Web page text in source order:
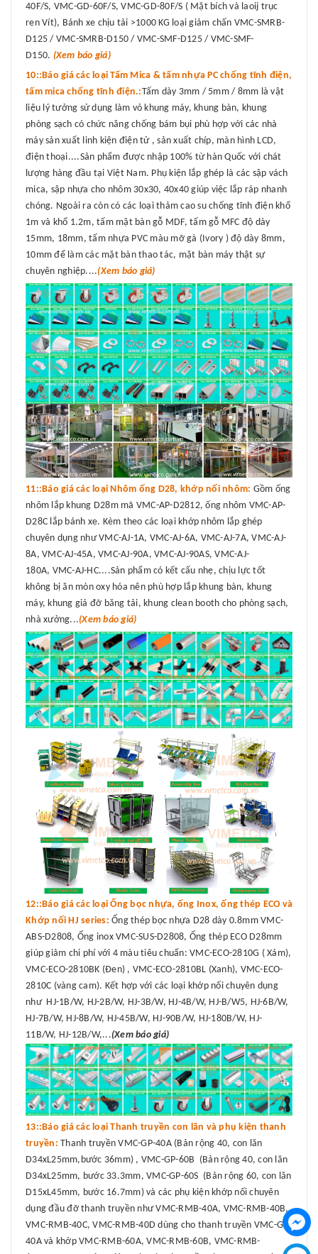
40F/S, VMC-GD-60F/S, VMC-GD-80F/S ( Mặt bích và laoij trục
ren Vít), Bánh xe chịu tải >1000 KG loại giảm chấn VMC-SMRB-
D125 / VMC-SMRB-D150 / VMC-SMF-D125 / VMC-SMF-
D150. (Xem báo giá)
10::Báo giá các loại Tấm Mica & tấm nhựa PC chống tĩnh điện,
tấm mica chống tĩnh điện.:Tấm dày 3mm / 5mm / 8mm là vật
liệu lý tưởng sử dụng làm vỏ khung máy, khung bàn, khung
phòng sạch có chức năng chống bám bụi phù hợp với các nhà
máy sản xuất linh kiện điện tử , sản xuất chíp, màn hình LCD,
điện thoại....Sản phẩm được nhập 100% từ hàn Quốc với chát
lượng hàng đầu tại Việt Nam. Phụ kiện lắp ghép là các sập vách
mica, sập nhựa cho nhôm 30x30, 40x40 giúp việc lắp ráp nhanh
chóng. Ngoài ra còn có các loại thảm cao su chống tĩnh điện khổ
1m và khổ 1.2m, tấm mặt bàn gỗ MDF, tấm gỗ MFC độ dày
15mm, 18mm, tấm nhựa PVC màu mỡ gà (Ivory ) độ dày 8mm,
10mm để làm các mặt bàn thao tác, mặt bàn máy thật sự
chuyên nghiệp....(Xem báo giá)
11::Báo giá các loại Nhôm ống D28, khớp nối nhôm: Gồm ống
nhôm lắp khung D28m mã VMC-AP-D2812, ống nhôm VMC-AP-
D28C lắp bánh xe. Kèm theo các loại khớp nhôm lắp ghép
chuyên dụng như VMC-AJ-1A, VMC-AJ-6A, VMC-AJ-7A, VMC-AJ-
8A, VMC-AJ-45A, VMC-AJ-90A, VMC-AJ-90AS, VMC-AJ-
180A, VMC-AJ-HC....Sản phẩm có kết cấu nhẹ, chịu lực tốt
không bị ăn mòn oxy hóa nên phù hợp lắp khung bàn, khung
máy, khung giá đỡ băng tải, khung clean booth cho phòng sạch,
nhà xưởng...(Xem báo giá)
12::Báo giá các loại Ống bọc nhựa, ống Inox, ống thép ECO và
Khớp nối HJ series: Ống thép bọc nhựa D28 dày 0.8mm VMC-
ABS-D2808, Ống inox VMC-SUS-D2808, Ống thép ECO D28mm
giúp giảm chi phí với 4 màu tiêu chuẩn: VMC-ECO-2810G ( Xám),
VMC-ECO-2810BK (Đen) , VMC-ECO-2810BL (Xanh), VMC-ECO-
2810C (vàng cam). Kết hợp với các loại khớp nối chuyên dụng
như HJ-1B/W, HJ-2B/W, HJ-3B/W, HJ-4B/W, HJ-B/W5, HJ-6B/W,
HJ-7B/W, HJ-8B/W, HJ-45B/W, HJ-90B/W, HJ-180B/W, HJ-
11B/W, HJ-12B/W,...(Xem báo giá)
13::Báo giá các loại Thanh truyền con lăn và phụ kiện thanh
truyền: Thanh truyền VMC-GP-40A (Bản rộng 40, con lăn
D34xL25mm,bước 36mm) , VMC-GP-60B (Bản rộng 40, con lăn
D34xL25mm, bước 33.3mm, VMC-GP-60S (Bản rộng 60, con lăn
D15xL45mm, bước 16.7mm) và các phụ kiện khớp nối chuyên
dụng đầu đỡ thanh truyền như VMC-RMB-40A, VMC-RMB-40B,
VMC-RMB-40C, VMC-RMB-40D dùng cho thanh truyền VMC-GP-
40A và khớp VMC-RMB-60A, VMC-RMB-60B, VMC-RMB-